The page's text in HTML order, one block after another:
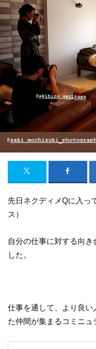
先日ネクディメQに入っ
ス）
自分の仕事に対する向
した。
仕事を通して、より良
た仲間が集まるコミニュ